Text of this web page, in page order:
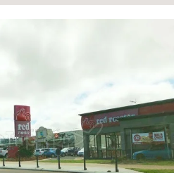
トチキン専門のファスト
ェーン店
寄っていこう！